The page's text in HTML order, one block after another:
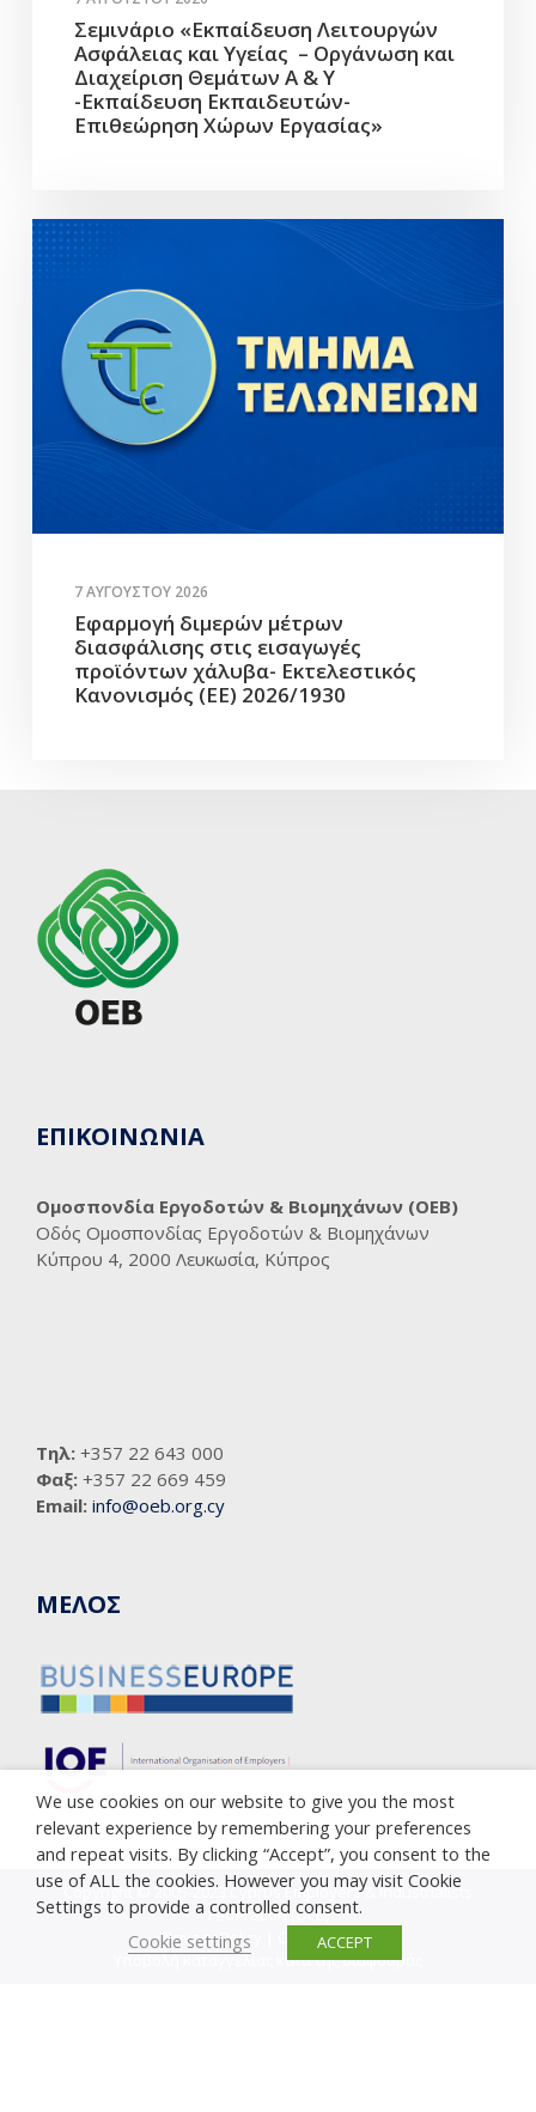
Σεμινάριο «Εκπαίδευση Λειτουργών
Ασφάλειας και Υγείας – Οργάνωση και
Διαχείριση Θεμάτων Α & Υ
-Εκπαίδευση Εκπαιδευτών-
Επιθεώρηση Χώρων Εργασίας»
7 ΑΥΓΟΎΣΤΟΥ 2026
Εφαρμογή διμερών μέτρων
διασφάλισης στις εισαγωγές
προϊόντων χάλυβα- Εκτελεστικός
Κανονισμός (ΕΕ) 2026/1930
ΕΠΙΚΟΙΝΩΝΙΑ
Ομοσπονδία Εργοδοτών & Βιομηχάνων (ΟΕΒ)
Οδός Ομοσπονδίας Εργοδοτών & Βιομηχάνων
Κύπρου 4, 2000 Λευκωσία, Κύπρος
Τηλ: +357 22 643 000
Φαξ: +357 22 669 459
Email: info@oeb.org.cy
ΜΕΛΟΣ
Copyright © 2005-2023 Cyprus Employers & Industrialists
Federation (OEB)
Privacy Policy
Cookie Policy
Υποβολή καταγγελίας κατά της διαφθοράς
We use cookies on our website to give you the most
relevant experience by remembering your preferences
and repeat visits. By clicking “Accept”, you consent to the
use of ALL the cookies. However you may visit Cookie
Settings to provide a controlled consent.
Cookie settings
ACCEPT